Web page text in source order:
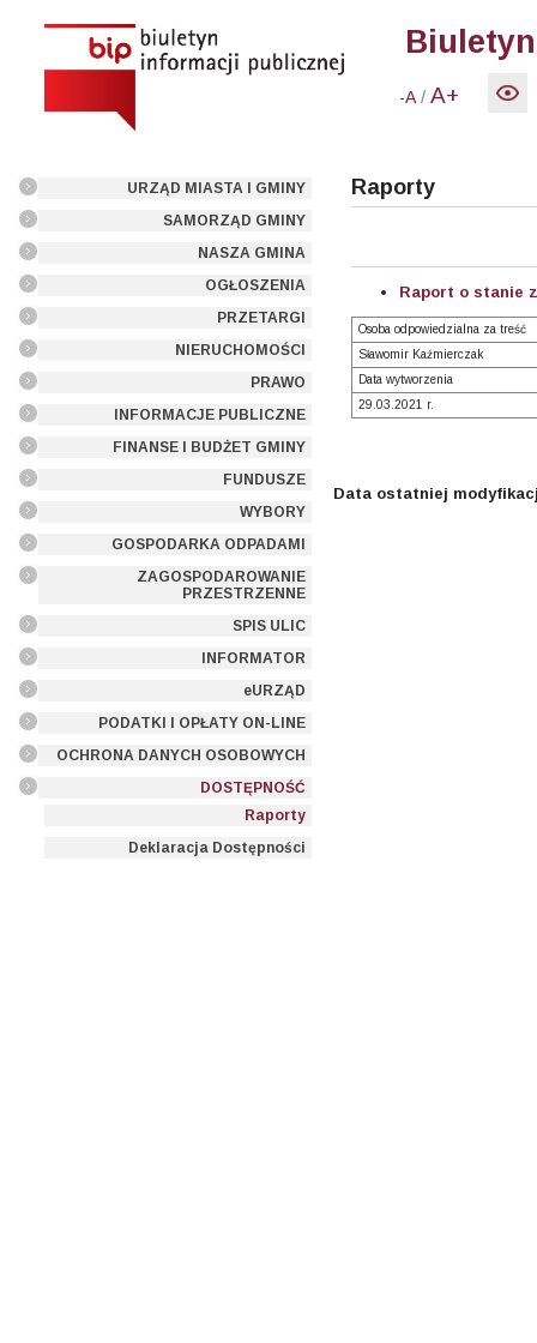
-A /A+
URZĄD MIASTA I GMINY
SAMORZĄD GMINY
NASZA GMINA
OGŁOSZENIA
PRZETARGI
NIERUCHOMOŚCI
PRAWO
INFORMACJE PUBLICZNE
FINANSE I BUDŻET GMINY
FUNDUSZE
WYBORY
GOSPODARKA ODPADAMI
ZAGOSPODAROWANIE
PRZESTRZENNE
SPIS ULIC
INFORMATOR
eURZĄD
PODATKI I OPŁATY ON-LINE
OCHRONA DANYCH OSOBOWYCH
DOSTĘPNOŚĆ
Raporty
Deklaracja Dostępności
Raporty
Raport o stanie
Osoba odpowiedzialna za treść
Sławomir Kaźmierczak
Data wytworzenia
29.03.2021 r.
Data ostatniej